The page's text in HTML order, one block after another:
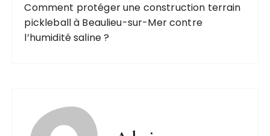
Comment protéger une construction terrain
pickleball à Beaulieu-sur-Mer contre
l’humidité saline ?